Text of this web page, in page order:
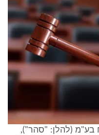
בע"מ (להלן: "סהר"),